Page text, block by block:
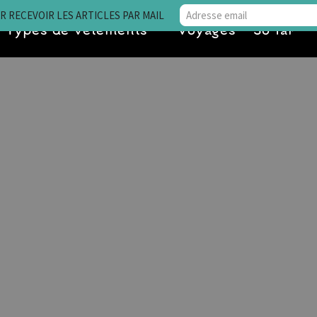
Types de vêtements Voyages • So far
RECEVOIR LES ARTICLES PAR MAIL